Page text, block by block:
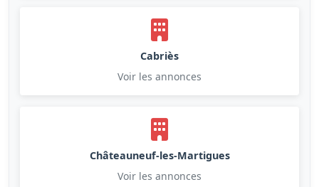
Cabriès
Voir les annonces
Châteauneuf-les-Martigues
Voir les annonces